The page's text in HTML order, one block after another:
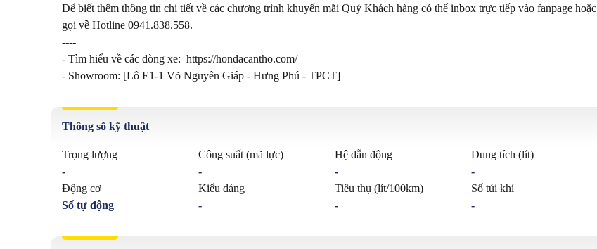
Để biết thêm thông tin chi tiết về các chương trình khuyến mãi Quý Khách hàng có thể inbox trực tiếp vào fanpage hoặc
gọi về Hotline 0941.838.558.
----
- Tìm hiểu về các dòng xe:  https://hondacantho.com/
- Showroom: [Lô E1-1 Võ Nguyên Giáp - Hưng Phú - TPCT]
Thông số kỹ thuật
Trọng lượng
-
Động cơ
Số tự động
Công suất (mã lực)
-
Kiểu dáng
-
Hệ dẫn động
-
Tiêu thụ (lít/100km)
-
Dung tích (lít)
-
Số túi khí
-